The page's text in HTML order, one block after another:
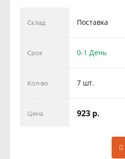
Склад Поставка
Срок 0-1 День
Кол-во 7 шт.
Цена 923 р.